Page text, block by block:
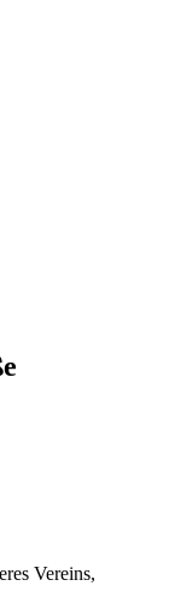
Vereins,